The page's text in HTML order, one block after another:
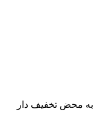
به محض تخفیف دار